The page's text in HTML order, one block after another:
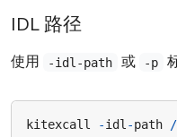
IDL 路径
使用 -idl-path 或 -p
kitexcall -idl-path /